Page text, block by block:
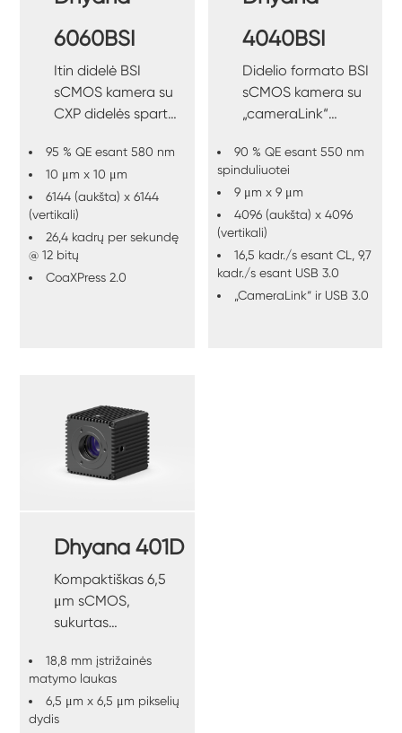
6060BSI
Itin didelė BSI
sCMOS kamera su
CXP didelės spartos
95 % QE esant 580 nm
10 μm x 10 μm
6144 (aukšta) x 6144
(vertikali)
26,4 kadrų per sekundę
@ 12 bitų
CoaXPress 2.0
4040BSI
Didelio formato BSI
sCMOS kamera su
„cameraLink“
sąsaja.
90 % QE esant 550 nm
spinduliuotei
9 μm x 9 μm
4096 (aukšta) x 4096
(vertikali)
16,5 kadr./s esant CL, 9,7
kadr./s esant USB 3.0
„CameraLink“ ir USB 3.0
Dhyana 401D
Kompaktiškas 6,5
μm sCMOS,
sukurtas
prietaisų
integraciją.
18,8 mm įstrižainės
matymo laukas
6,5 μm x 6,5 μm pikselių
dydis